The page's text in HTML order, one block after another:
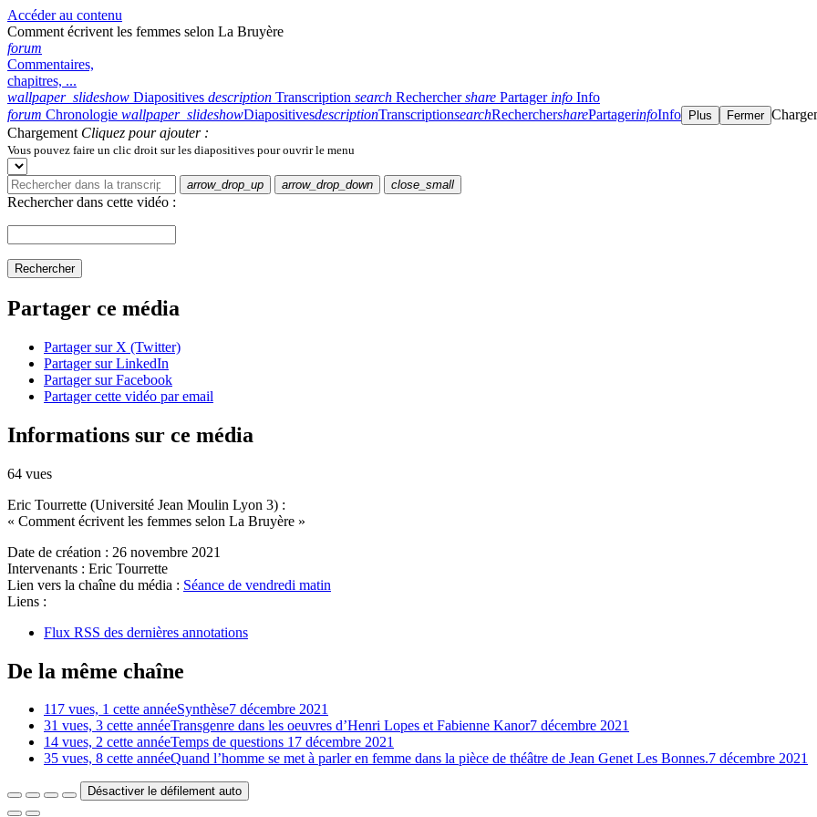
Accéder au contenu
Comment écrivent les femmes selon La Bruyère
forum
Commentaires,
chapitres, ...
wallpaper_slideshow Diapositives description Transcription search Rechercher share Partager info Info
forum Chronologie wallpaper_slideshowDiapositivesdescriptionTranscriptionsearchRecherchersharePartagerinfoInfo Plus Fermer
Chargement Cliquez pour ajouter :
Vous pouvez faire un clic droit sur les diapositives pour ouvrir le menu
arrow_drop_up arrow_drop_down close_small
Rechercher dans cette vidéo :
Rechercher
Partager ce média
Partager sur X (Twitter)
Partager sur LinkedIn
Partager sur Facebook
Partager cette vidéo par email
Informations sur ce média
64 vues
Eric Tourrette (Université Jean Moulin Lyon 3) :
« Comment écrivent les femmes selon La Bruyère »
Date de création : 26 novembre 2021
Intervenants : Eric Tourrette
Lien vers la chaîne du média : Séance de vendredi matin
Liens :
Flux RSS des dernières annotations
De la même chaîne
117 vues, 1 cette annéeSynthèse7 décembre 2021
31 vues, 3 cette annéeTransgenre dans les oeuvres d’Henri Lopes et Fabienne Kanor7 décembre 2021
14 vues, 2 cette annéeTemps de questions 17 décembre 2021
35 vues, 8 cette annéeQuand l’homme se met à parler en femme dans la pièce de théâtre de Jean Genet Les Bonnes.7 décembre 2021
Désactiver le défilement auto